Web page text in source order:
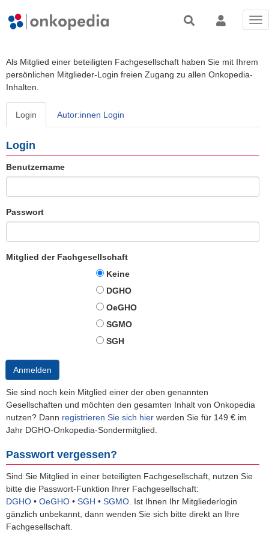
Als Mitglied einer beteiligten Fachgesellschaft haben Sie mit Ihrem
persönlichen Mitglieder-Login freien Zugang zu allen Onkopedia-
Inhalten.
Login Autor:innen Login
Login
Benutzername
Passwort
Mitglied der Fachgesellschaft
Keine
DGHO
OeGHO
SGMO
SGH
Anmelden
Sie sind noch kein Mitglied einer der oben genannten
Gesellschaften und möchten den gesamten Inhalt von Onkopedia
nutzen? Dann registrieren Sie sich hier werden Sie für 149 € im
Jahr DGHO-Onkopedia-Sondermitglied.
Passwort vergessen?
Sind Sie Mitglied in einer beteiligten Fachgesellschaft, nutzen Sie
bitte die Passwort-Funktion Ihrer Fachgesellschaft:
DGHO • OeGHO • SGH • SGMO Ist Ihnen Ihr Mitgliederlogin
gänzlich unbekannt, dann wenden Sie sich bitte direkt an Ihre
Fachgesellschaft.